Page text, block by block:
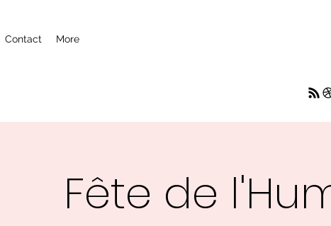
Contact More
Fête de